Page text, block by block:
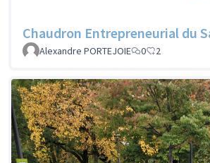
Chaudron Entrepreneurial du
Alexandre PORTEJOIE
0 2